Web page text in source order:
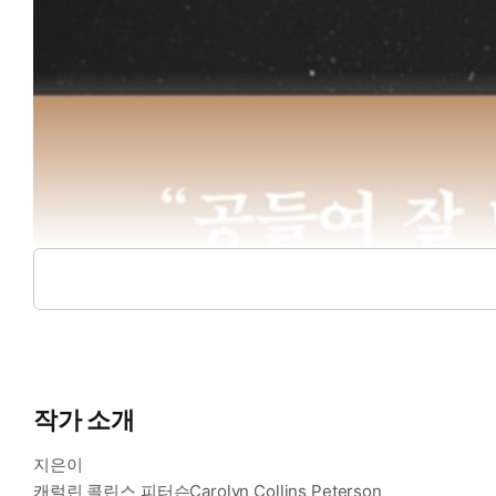
작가 소개
지은이
캐럴린 콜린스 피터슨Carolyn Collins Peterson